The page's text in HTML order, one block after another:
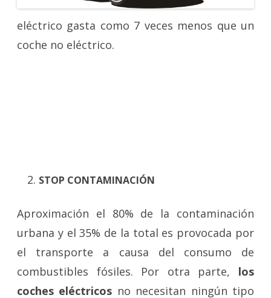
eléctrico gasta como 7 veces menos que un
coche no eléctrico.
STOP CONTAMINACIÓN
Aproximación el 80% de la contaminación
urbana y el 35% de la total es provocada por
el transporte a causa del consumo de
combustibles fósiles. Por otra parte, los
coches eléctricos no necesitan ningún tipo